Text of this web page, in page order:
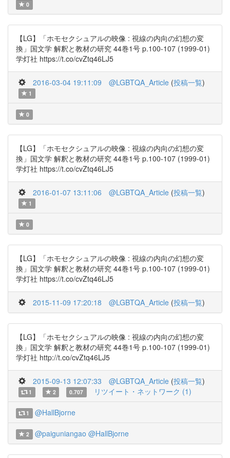
0
【LG】「ホモセクシュアルの映像 : 視線の内向の幻想の変
換」国文学 解釈と教材の研究 44巻1号 p.100-107 (1999-01)
学灯社 https://t.co/cvZtq46LJ5
2016-03-04 19:11:09 @LGBTQA_Article (投稿一覧)
1
0
【LG】「ホモセクシュアルの映像 : 視線の内向の幻想の変
換」国文学 解釈と教材の研究 44巻1号 p.100-107 (1999-01)
学灯社 https://t.co/cvZtq46LJ5
2016-01-07 13:11:06 @LGBTQA_Article (投稿一覧)
1
0
【LG】「ホモセクシュアルの映像 : 視線の内向の幻想の変
換」国文学 解釈と教材の研究 44巻1号 p.100-107 (1999-01)
学灯社 https://t.co/cvZtq46LJ5
2015-11-09 17:20:18 @LGBTQA_Article (投稿一覧)
【LG】「ホモセクシュアルの映像 : 視線の内向の幻想の変
換」国文学 解釈と教材の研究 44巻1号 p.100-107 (1999-01)
学灯社 http://t.co/cvZtq46LJ5
2015-09-13 12:07:33 @LGBTQA_Article (投稿一覧)
1 2 0.707 リツイート・ネットワーク (1)
1 @HallBjorne
2 @paiguniangao @HallBjorne